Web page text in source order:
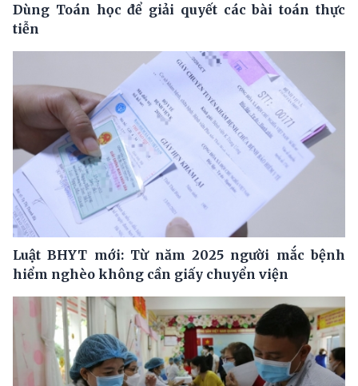
Dùng Toán học để giải quyết các bài toán thực
tiễn
Luật BHYT mới: Từ năm 2025 người mắc bệnh
hiểm nghèo không cần giấy chuyển viện